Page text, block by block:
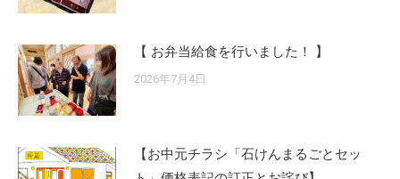
【 お弁当給食を行いました！ 】
2026年7月4日
【お中元チラシ「石けんまるごとセッ